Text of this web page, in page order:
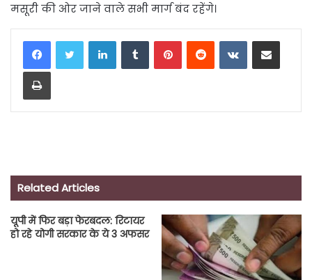
मसूरी की ओर जाने वाले सभी मार्ग बंद रहेंगे।
LinkedInTumblrPinterestReddit VKontakteShare via Email
Print
Related Articles
यूपी में फिर बड़ा फेरबदल: रिटायर
हो रहे योगी सरकार के ये 3 अफसर